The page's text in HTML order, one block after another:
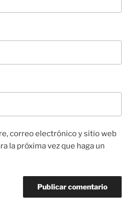
correo electrónico y sitio web
la próxima vez que haga un